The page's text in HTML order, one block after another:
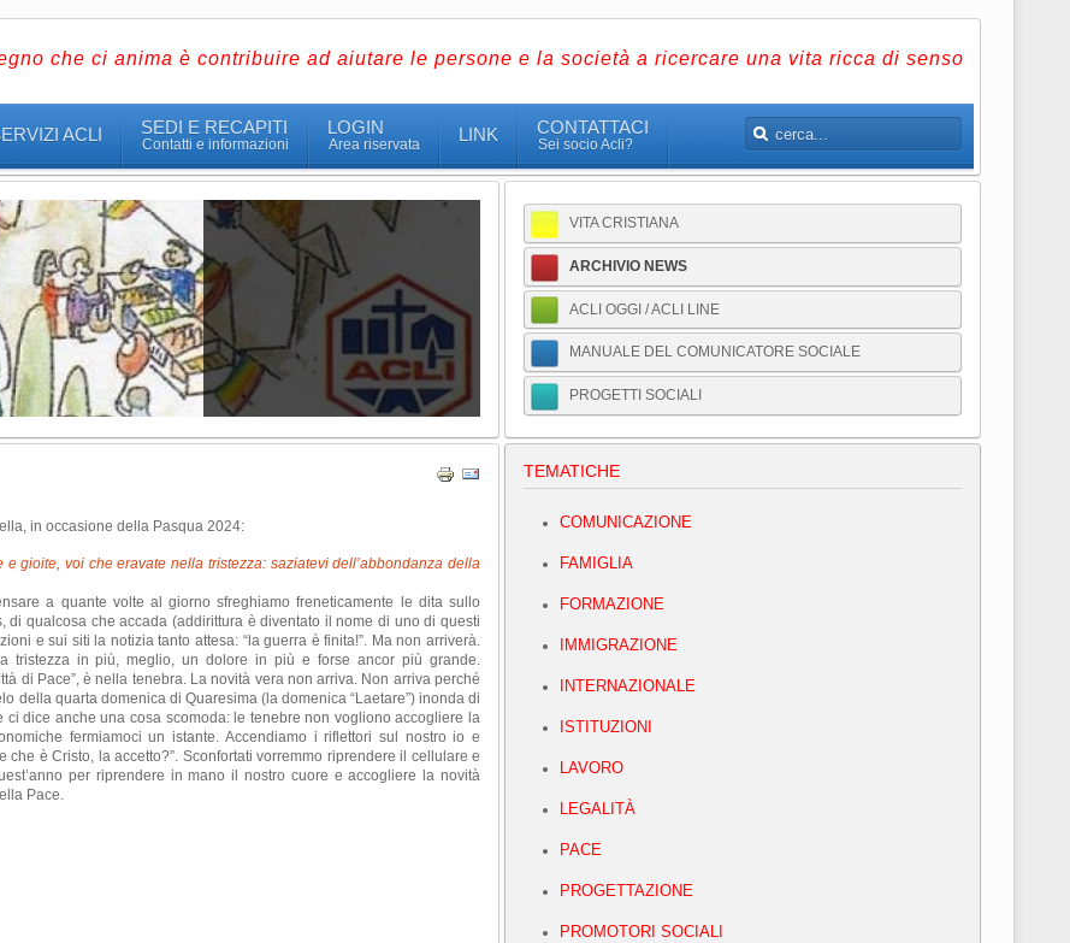
che ci anima è contribuire ad aiutare le persone e la società a ricercare una vita ricca di senso
ACLI SEDI E RECAPITI
Contatti e informazioni
LOGIN
Area riservata LINK CONTATTACI
Sei socio Acli?
VITA CRISTIANA
ARCHIVIO NEWS
ACLI OGGI / ACLI LINE
MANUALE DEL COMUNICATORE SOCIALE
PROGETTI SOCIALI
in occasione della Pasqua 2024:
gioite, voi che eravate nella tristezza: saziatevi dell’abbondanza della
a quante volte al giorno sfreghiamo freneticamente le dita sullo
qualcosa che accada (addirittura è diventato il nome di uno di questi
e sui siti la notizia tanto attesa: “la guerra è finita!”. Ma non arriverà.
tristezza in più, meglio, un dolore in più e forse ancor più grande.
di Pace”, è nella tenebra. La novità vera non arriva. Non arriva perché
della quarta domenica di Quaresima (la domenica “Laetare”) inonda di
dice anche una cosa scomoda: le tenebre non vogliono accogliere la
fermiamoci un istante. Accendiamo i riflettori sul nostro io e
è Cristo, la accetto?”. Sconfortati vorremmo riprendere il cellulare e
per riprendere in mano il nostro cuore e accogliere la novità
Pace.
TEMATICHE
COMUNICAZIONE
FAMIGLIA
FORMAZIONE
IMMIGRAZIONE
INTERNAZIONALE
ISTITUZIONI
LAVORO
LEGALITÀ
PACE
PROGETTAZIONE
PROMOTORI SOCIALI